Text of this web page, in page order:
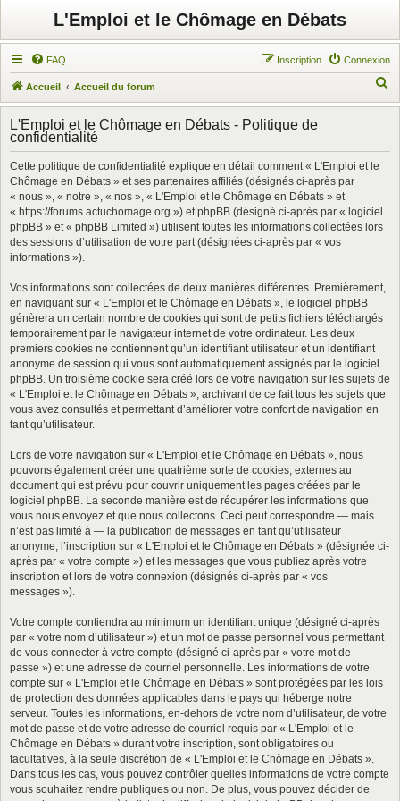
L'Emploi et le Chômage en Débats
FAQ Connexion
Inscription
Accueil Accueil du forum
e
h
L'Emploi et le Chômage en Débats - Politique de
confidentialité
Cette politique de confidentialité explique en détail comment « L'Emploi et le
Chômage en Débats » et ses partenaires affiliés (désignés ci-après par
« nous », « notre », « nos », « L'Emploi et le Chômage en Débats » et
« https://forums.actuchomage.org ») et phpBB (désigné ci-après par « logiciel
phpBB » et « phpBB Limited ») utilisent toutes les informations collectées lors
des sessions d’utilisation de votre part (désignées ci-après par « vos
informations »).
Vos informations sont collectées de deux manières différentes. Premièrement,
en naviguant sur « L'Emploi et le Chômage en Débats », le logiciel phpBB
génèrera un certain nombre de cookies qui sont de petits fichiers téléchargés
temporairement par le navigateur internet de votre ordinateur. Les deux
premiers cookies ne contiennent qu’un identifiant utilisateur et un identifiant
anonyme de session qui vous sont automatiquement assignés par le logiciel
phpBB. Un troisième cookie sera créé lors de votre navigation sur les sujets de
« L'Emploi et le Chômage en Débats », archivant de ce fait tous les sujets que
vous avez consultés et permettant d’améliorer votre confort de navigation en
tant qu’utilisateur.
Lors de votre navigation sur « L'Emploi et le Chômage en Débats », nous
pouvons également créer une quatrième sorte de cookies, externes au
document qui est prévu pour couvrir uniquement les pages créées par le
logiciel phpBB. La seconde manière est de récupérer les informations que
vous nous envoyez et que nous collectons. Ceci peut correspondre — mais
n’est pas limité à — la publication de messages en tant qu’utilisateur
anonyme, l’inscription sur « L'Emploi et le Chômage en Débats » (désignée ci-
après par « votre compte ») et les messages que vous publiez après votre
inscription et lors de votre connexion (désignés ci-après par « vos
messages »).
Votre compte contiendra au minimum un identifiant unique (désigné ci-après
par « votre nom d’utilisateur ») et un mot de passe personnel vous permettant
de vous connecter à votre compte (désigné ci-après par « votre mot de
passe ») et une adresse de courriel personnelle. Les informations de votre
compte sur « L'Emploi et le Chômage en Débats » sont protégées par les lois
de protection des données applicables dans le pays qui héberge notre
serveur. Toutes les informations, en-dehors de votre nom d’utilisateur, de votre
mot de passe et de votre adresse de courriel requis par « L'Emploi et le
Chômage en Débats » durant votre inscription, sont obligatoires ou
facultatives, à la seule discrétion de « L'Emploi et le Chômage en Débats ».
Dans tous les cas, vous pouvez contrôler quelles informations de votre compte
vous souhaitez rendre publiques ou non. De plus, vous pouvez décider de